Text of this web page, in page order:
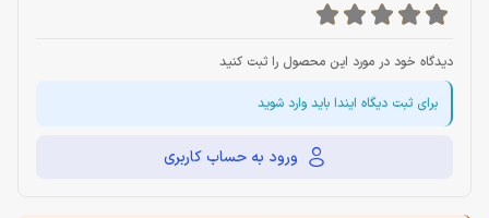
دیدگاه خود در مورد این محصول را ثبت کنید
برای ثبت دیگاه ایندا باید وارد شوید
ورود به حساب کاربری